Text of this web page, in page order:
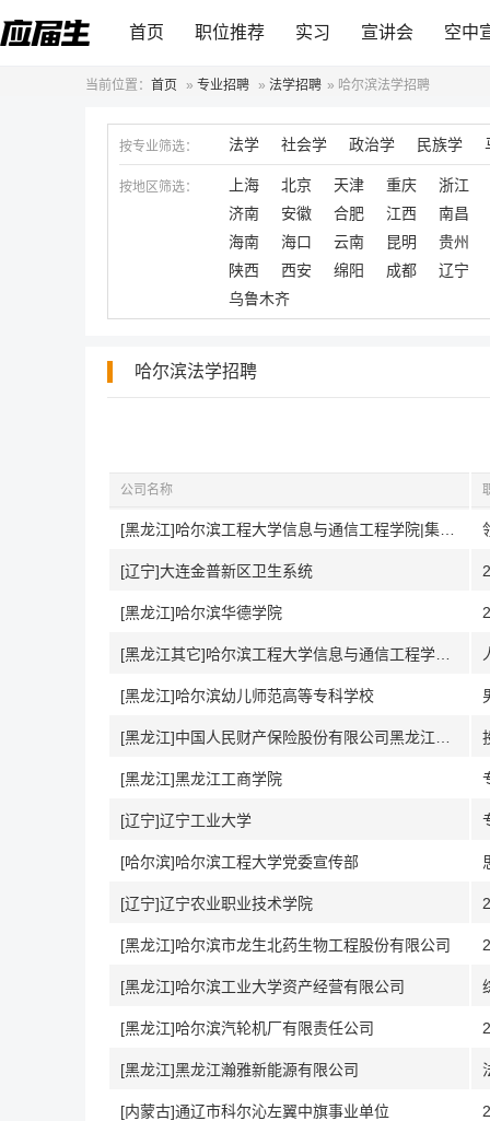
首页 职位推荐 实习 宣讲会 空中
当前位置： 首页 » 专业招聘 » 法学招聘 » 哈尔滨法学招聘
按专业筛选： 法学 社会学 政治学 民族学
按地区筛选： 上海 北京 天津 重庆
浙江
济南
安徽 合肥 江西
南昌
海南
海口 云南 昆明
贵州
陕西
西安 绵阳 成都
辽宁
乌鲁木齐
哈尔滨法学招聘
公司名称
[辽宁]大连金普新区卫生系统
[黑龙江]哈尔滨华德学院
[黑龙江]哈尔滨幼儿师范高等专科学校
[黑龙江]黑龙江工商学院
[辽宁]辽宁工业大学
[哈尔滨]哈尔滨工程大学党委宣传部
[辽宁]辽宁农业职业技术学院
[黑龙江]哈尔滨市龙生北药生物工程股份有限公司
[黑龙江]哈尔滨工业大学资产经营有限公司
[黑龙江]哈尔滨汽轮机厂有限责任公司
[黑龙江]黑龙江瀚雅新能源有限公司
[内蒙古]通辽市科尔沁左翼中旗事业单位